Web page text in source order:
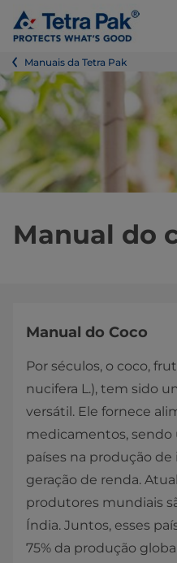
Manuais da Tetra Pak
Manual do
​​​​​​​​​​​​​​​​​​​​​​​​​​​​​​​​​​​​​​​​​​​​​​​​​​Manual do Coco​
Por séculos, o coco,
nucifera L.), tem sido
versátil. Ele fornece
medicamentos, sendo
países na produção de
geração de renda.
produtores mundiais
Índia. Juntos, esses
75% da produção